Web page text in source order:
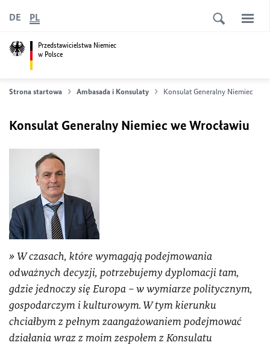
Przedstawicielstwa Niemiec
w Polsce
DE PL
Strona startowa Ambasada i Konsulaty Konsulat Generalny Niemiec we
Konsulat Generalny Niemiec we Wrocławiu
W czasach, które wymagają podejmowania
odważnych decyzji, potrzebujemy dyplomacji tam,
gdzie jednoczy się Europa – w wymiarze politycznym,
gospodarczym i kulturowym. W tym kierunku
chciałbym z pełnym zaangażowaniem podejmować
działania wraz z moim zespołem z Konsulatu